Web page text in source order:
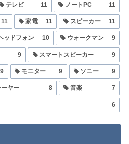
テレビ 11 ノートPC 11
11 家電 11 スピーカー 11
ッドフォン 10 ウォークマン 9
9 スマートスピーカー 9
9 モニター 9 ソニー 9
ヤー 8 音楽 7
6